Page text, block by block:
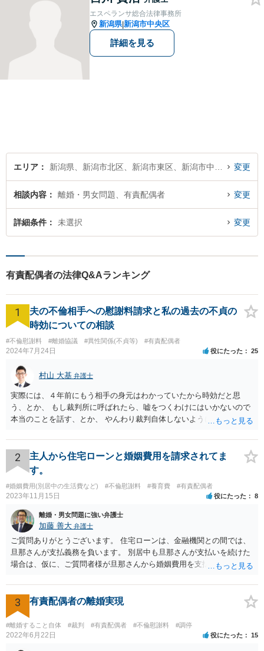
す。お気軽にご相談ください
【子連れ相談可】
エスペランサ総合法律事務所
新潟県|新潟市中央区
詳細を見る
エリア 変更
相談内容 離婚・男女問題、有責配偶者 変更
詳細条件 未選択 変更
有責配偶者の法律Q&Aランキング
1
夫の不倫相手への慰謝料請求と私の過去の不貞の
時効についての相談
#不倫慰謝料 #離婚協議 #異性関係(不貞等) #有責配偶者
2024年7月24日 役にたった 25
村山 大基 弁護士
実際には、４年前にもう相手の身元はわかっていたから時効だと思
う、とか、 もし裁判所に呼ばれたら、嘘をつくわけにはいかないので
本当のことを話す、とか、 やんわり裁判自体しないように説得するの
2
主人から住宅ローンと婚姻費用を請求されてま
す。
#婚姻費用(別居中の生活費など) #不倫慰謝料 #養育費 #有責配偶者
2023年11月15日 役にたった 8
離婚・男女問題に強い弁護士
加藤 善大 弁護士
ご質問ありがとうございます。 住宅ローンは、金融機関との間では、
旦那さんが支払義務を負います。 別居中も旦那さんが支払いを続けた
場合は、仮に、ご質問者様が旦那さんから婚姻費用を支払ってもらう
部の額を引いた額が婚姻費用として支払われることになることが多い
です。 また、離婚をする際の財産分与において考慮されることもあり
ます。 他方、旦那さんが住宅ローンを支払わなくなってしまう場合が
あります。 その場合に、ご質問者様が、その後もご自宅に住み続けた
い場合は、実質的にご質問者様が住宅ローンをお支払になる必要が出
3 有責配偶者の離婚実現
#離婚すること自体 #裁判 #有責配偶者 #不倫慰謝料 #調停
2022年6月22日 役にたった 15